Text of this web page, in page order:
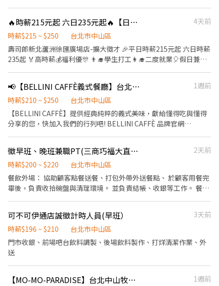
時以上。 ✅提供免費溫馨員工餐點、交通便利通勤上班很方便。 ✅
歡迎無餐飲工作經驗、對餐飲業有熱忱的您，加入三澧餐飲集團。 -
---- 『加入三澧 成為家人』共同創造無限可能。 1998年於台灣成
立-日商三澧餐飲集團 HUMAX ASIA，屬於日本Wondertable餐飲集
團在台分公司。 深耕台灣多年的日本與義大利美食連鎖品牌，旗下
六大連鎖餐飲品牌包含， ★義式料理餐廳：BELLINI CAFFÈ、
Mo-Mo-Paradise壽喜燒 ★日式天婦羅專門店：天吉屋、吉天麩羅
全台直營店鋪皆位於各大百貨商場，並持續穩定發展中。 ----------
---------------------------------------------------------------- 【應
徵須知】 ①詳閱工作內容後，請審慎提出應徵申請。 ②履歷初審合
適者，將邀請實體面談，初審資格不符者則不另行通知。 ③錄取的
實際任用職稱及薪資，依面談結果與經驗核定職級。
健檢 ★勞保、健保，6％勞退提撥 ⭕【工作說明】 《內場》:餐點製
作、食材備料、進貨盤點 《外場》:接待服務顧客、收銀結帳、環境
整潔 ★開朗活潑有笑容 ★ＳＯＰ專業流程 ★無經驗可 ★提供完善
職前教育訓練 ⭕【經營理念】 我們是日本第一的速食連鎖ZENSHO
現作提供美味可口的日本國民美食-牛丼/咖哩，並以舒適衛生的用
餐環境、熱情用心的服務態度、平實親民的誠懇價格，強調食品安
全，顧客安心。不論是單獨一人、與家人一起、朋友一起，皆可享
受用餐的樂趣。
🔥時薪215元起 六日235元起🔥【日商 壽司郎 蘆洲徐匯廣場店 兼職人員】
4天前
時薪$215 ~ $250
台北市中山區
壽司郎新北蘆洲徐匯廣場店-擴大徵才 🎉平日時薪215元起 六日時薪
235起 🏅高時薪💰福利優🎊 👨‍🎓學生打工👩‍🎓二度就業🎈假日兼職
⭕復職同仁大歡迎 離職未滿三個月者享有： ▪年資累計 ▪體檢費
用補助 ▪薪資照舊計算 ⭕招募條件 ▪職前教育訓練，歡迎無經驗
者加入!! ▪歡迎二度就業、學生實習、長期打工、短期工讀 ▪彈性
排班：09:00~00:00（每日至少排班4小時，請於面試時與主管確認
班表） ⭕工作內容（在職教育訓練完善，無經驗者OK） ▪外場 帶
存盤點 等 ⭕獎金福利 ▪生日禮券 ▪員工用餐優惠 ▪年度健檢及津
貼 ▪一年4次考核及調薪機會 ▪加班費5分鐘為單位計算 ▪不定期
活動競賽獎金、時數達成獎金 ▪介紹親朋好友入職，期滿可獲得
3,000~10,000元獎金 ⭕企業魅力 ▪加班費為5分鐘為單位計算，重
視員工的辛勤付出。 ▪實力主義不論年資，且制度完善、升遷調薪
快速，適合具有企圖心的您。 ▪學習日系企業商業禮儀、餐飲相關
專業技能，並能接觸店舖經營管理。 ▪展店計畫涵蓋全台灣，目標
成為台灣第一迴轉壽司品牌。 ▪傾聽員工訴求，共同打造「以人為
本」的舒適工作環境。 ⭕基本保障 ①加班費(以5分鐘為單位計算)
②勞保、健保、意外險 ③每月提撥勞工退休新制6% ④特休／年假
按照勞基法規定 ⑤颱風天出勤津貼補助 ⑥員工店內用餐折扣 ⑦提供
員工制服 ⑧任職一年後提供免費健檢
📢【BELLINI CAFFÈ義式餐廳】台北復興店-內場兼職(早,中,晚)A01
1週前
時薪$210 ~ $250
台北市中山區
【BELLINI CAFFÈ】提供經典純粹的義式美味，獻給懂得吃與懂得
分享的您，快加入我們的行列吧! BELLINI CAFFÈ 品牌官網
作內容 1. 負責食材準備、各項餐點製作 2. 協助進貨清點、歸位及後
續處理 3. 開店前準備及閉店整理作業 4. 洗滌與環境清潔 5. 完成主管
交付工作 ✅工作時段 早班：09:00~18:00 中班：12:00~21:00 晚
班：18:00~22:30或23:00 ※彈性排班可討論喔。週六與週日正常工
供免費溫馨員工餐點、交通便利通勤上班很方便。 ✅有餐飲證照者
佳，若無亦可；公司會培訓。 ✅歡迎無餐飲工作經驗、對餐飲業有
台北捷運文湖線-中山國中站，出站步行5分鐘內即可抵達。 --------
---------------------------------------------------------------------
-- 『加入三澧 成為家人』共同創造無限可能。 1998年於台灣成立-
日商三澧餐飲集團 HUMAX ASIA，屬於日本Wondertable餐飲集團
徵早班、晚班兼職PT(三商巧福大直店）
2天前
時薪$200 ~ $220
台北市中山區
餐飲外場： 協助顧客點餐送餐、打包外帶外送餐點、 於顧客用餐完
畢後，負責收拾碗盤與清理環境。 並負責結帳、收銀等工作。 餐飲
食材的容量與重量。 歡迎二度就業、打工兼職、半工半讀 每週排
班，時間可彈性調整
可不可伊通店誠徵計時人員(早班）
3天前
時薪$196 ~ $210
台北市中山區
門市收銀、前場吧台飲料調製、後場飲料製作、打烊清潔作業、外
送
【MO-MO-PARADISE】台北中山牧場-外場兼職(打烊班)-C07
1週前